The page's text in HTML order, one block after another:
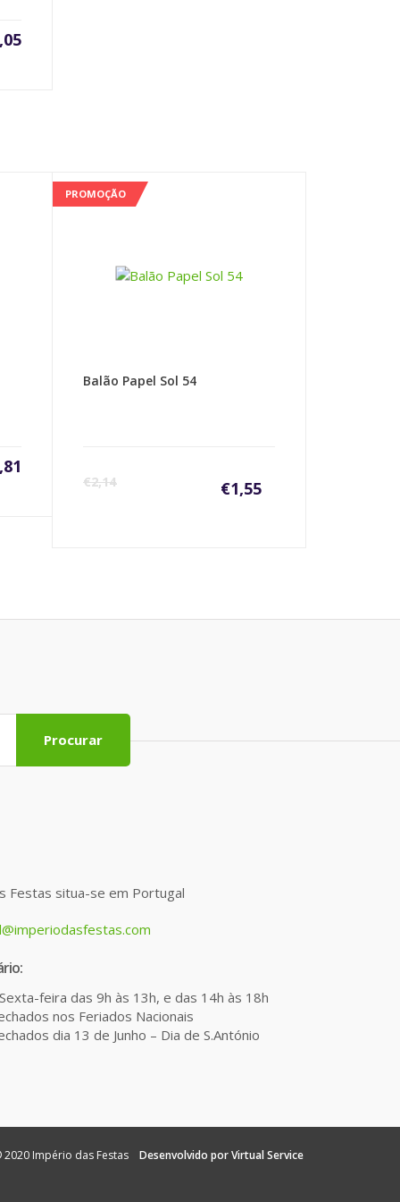
PROMOÇÃO
Balão Papel Sol 54
€2,14 €1,55
Procurar
Festas situa-se em Portugal
feira das 9h às 13h, e das 14h às 18h
nos Feriados Nacionais
dia 13 de Junho – Dia de S.António
2020 Império das Festas Desenvolvido por Virtual Service